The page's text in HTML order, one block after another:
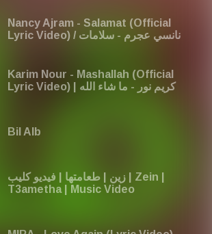
Nancy Ajram - Salamat (Official
Lyric Video) / نانسي عجرم - سلامات
Karim Nour - Mashallah (Official
Lyric Video) | كريم نور - ما شاء الله
Bil Alb
زين | طعامتها | فيديو كليب | Zein |
T3ametha | Music Video